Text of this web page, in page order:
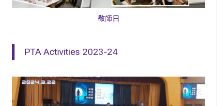
敬師日
PTA Activities 2023-24